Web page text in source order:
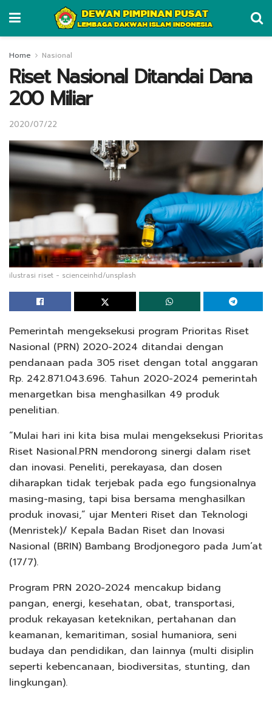
Home Nasional
Riset Nasional Ditandai Dana
200 Miliar
2020/07/22
ilustrasi riset - scienceinhd/unsplash
Pemerintah mengeksekusi program Prioritas Riset
Nasional (PRN) 2020-2024 ditandai dengan
pendanaan pada 305 riset dengan total anggaran
Rp. 242.871.043.696. Tahun 2020-2024 pemerintah
menargetkan bisa menghasilkan 49 produk
penelitian.
“Mulai hari ini kita bisa mulai mengeksekusi Prioritas
Riset Nasional.PRN mendorong sinergi dalam riset
dan inovasi. Peneliti, perekayasa, dan dosen
diharapkan tidak terjebak pada ego fungsionalnya
masing-masing, tapi bisa bersama menghasilkan
produk inovasi,” ujar Menteri Riset dan Teknologi
(Menristek)/ Kepala Badan Riset dan Inovasi
Nasional (BRIN) Bambang Brodjonegoro pada Jum’at
(17/7).
Program PRN 2020-2024 mencakup bidang
pangan, energi, kesehatan, obat, transportasi,
produk rekayasan keteknikan, pertahanan dan
keamanan, kemaritiman, sosial humaniora, seni
budaya dan pendidikan, dan lainnya (multi disiplin
seperti kebencanaan, biodiversitas, stunting, dan
lingkungan).